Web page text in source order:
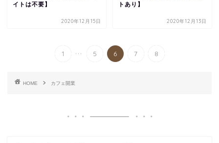
イトは不要】
2020年12月15日
トあり】
2020年12月13日
1 ... 5 6 7 8
HOME カフェ開業